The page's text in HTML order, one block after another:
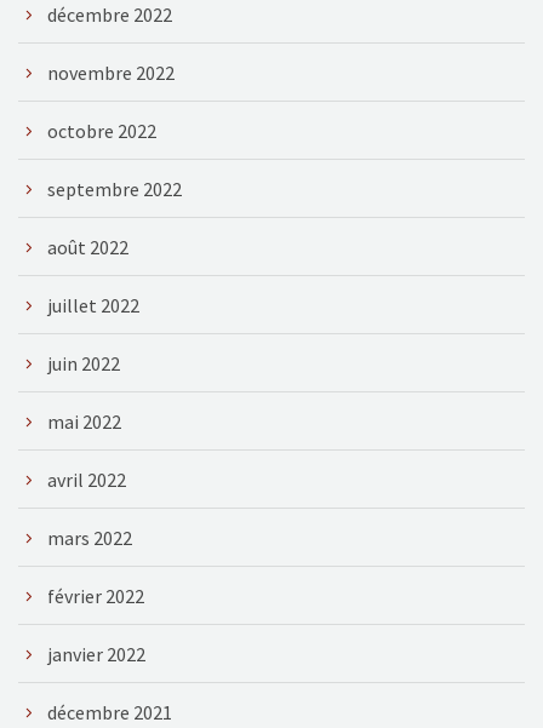
décembre 2022
novembre 2022
octobre 2022
septembre 2022
août 2022
juillet 2022
juin 2022
mai 2022
avril 2022
mars 2022
février 2022
janvier 2022
décembre 2021